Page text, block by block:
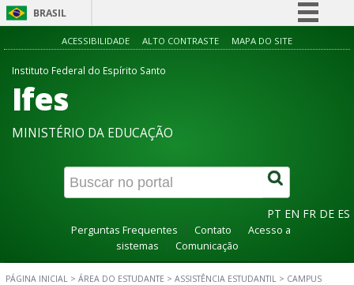
BRASIL
Simplifique!
Canais
ACESSIBILIDADE ALTO CONTRASTE MAPA DO SITE
Instituto Federal do Espírito Santo
Ifes
MINISTÉRIO DA EDUCAÇÃO
PT EN FR DE ES
Perguntas Frequentes Contato
Acesso a
sistemas
Comunicação
PÁGINA INICIAL > ÁREA DO ESTUDANTE > ASSISTÊNCIA ESTUDANTIL > CAMPUS